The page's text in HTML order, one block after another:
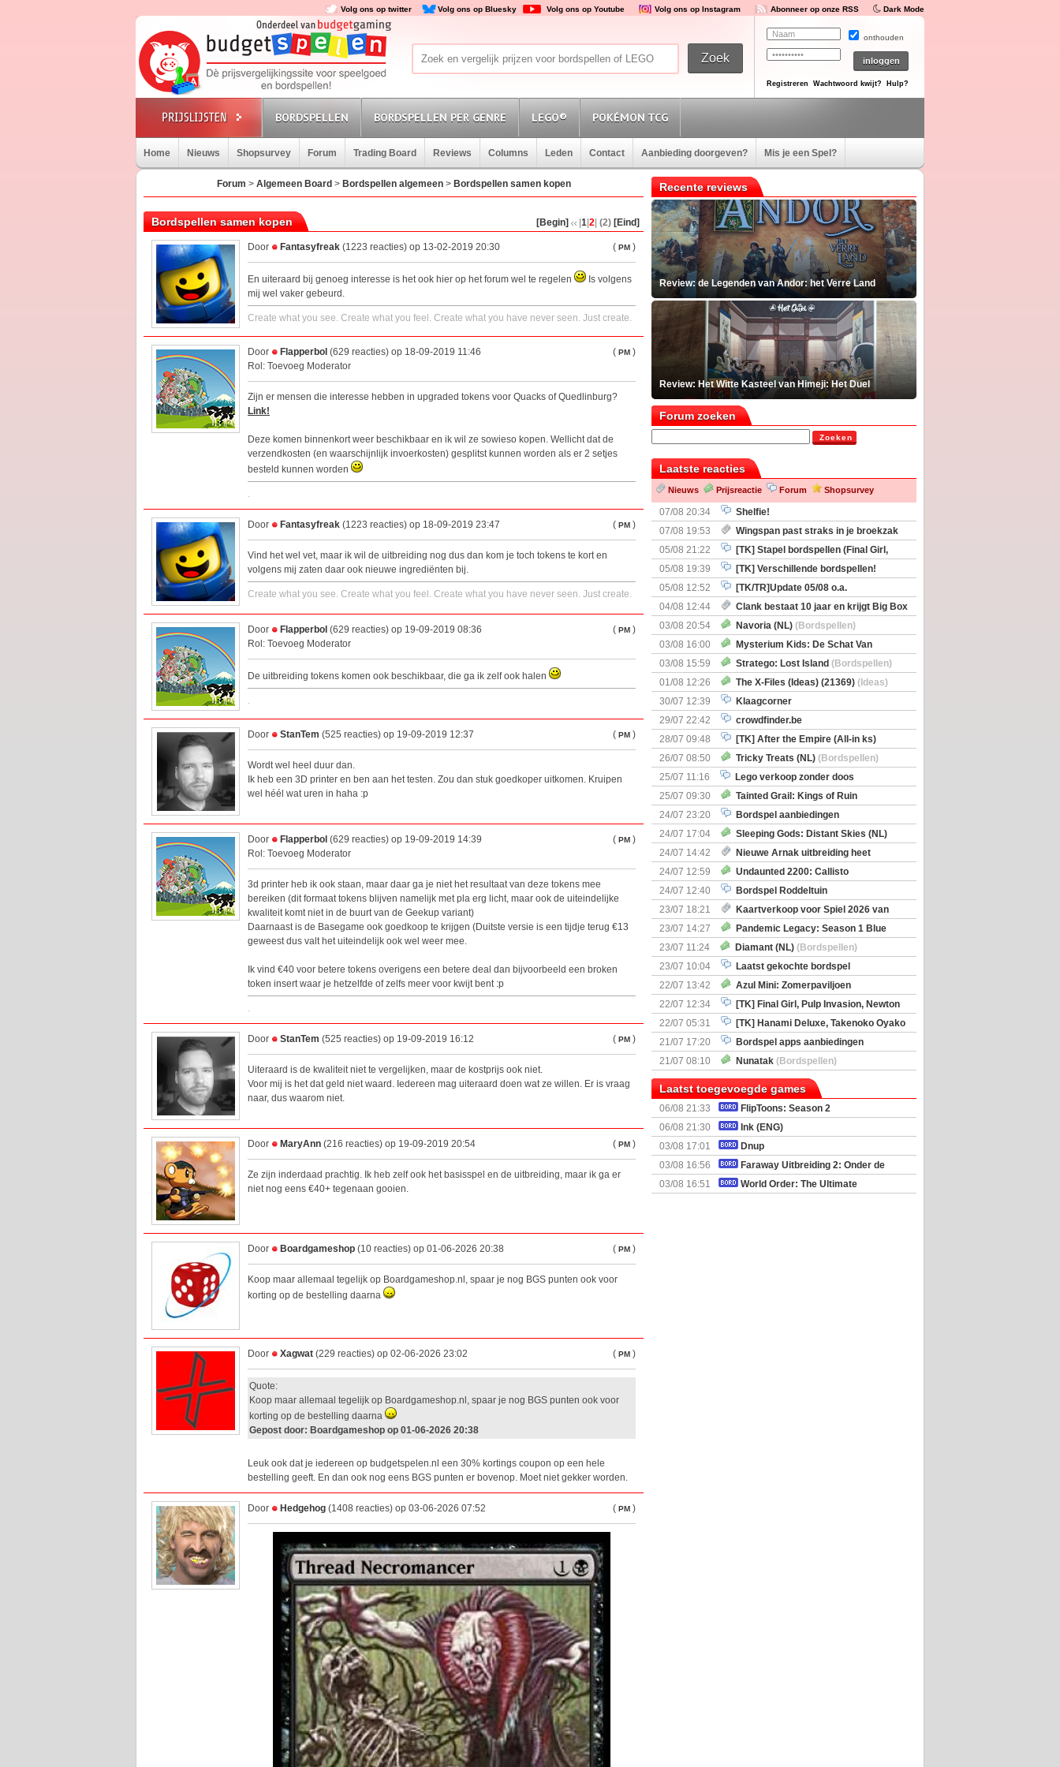
Volg ons op twitter Volg ons op Bluesky Volg ons op Youtube Volg ons op Instagram Abonneer op onze RSS Dark Mode
onthouden
Registreren Wachtwoord kwijt? Hulp?
BORDSPELLEN BORDSPELLEN PER GENRE LEGO® POKÉMON TCG
Home Nieuws Shopsurvey Forum Trading Board Reviews Columns Leden Contact Aanbieding doorgeven? Mis je een Spel?
Forum > Algemeen Board > Bordspellen algemeen> Bordspellen samen kopen
Bordspellen samen kopen [Begin] 1 2 (2) [Eind]
Door Fantasyfreak (1223 reacties) op 13-02-2019 20:30 ( PM )
En uiteraard bij genoeg interesse is het ook hier op het forum wel te regelen
Is volgens
mij wel vaker gebeurd.
Create what you see. Create what you feel. Create what you have never seen. Just create.
Door Flapperbol (629 reacties) op 18-09-2019 11:46
Rol: Toevoeg Moderator
( PM )
Zijn er mensen die interesse hebben in upgraded tokens voor Quacks of Quedlinburg?
Link!
Deze komen binnenkort weer beschikbaar en ik wil ze sowieso kopen. Wellicht dat de
verzendkosten (en waarschijnlijk invoerkosten) gesplitst kunnen worden als er 2 setjes
besteld kunnen worden
.
Door Fantasyfreak (1223 reacties) op 18-09-2019 23:47 ( PM )
Vind het wel vet, maar ik wil de uitbreiding nog dus dan kom je toch tokens te kort en
volgens mij zaten daar ook nieuwe ingrediënten bij.
Create what you see. Create what you feel. Create what you have never seen. Just create.
Door Flapperbol (629 reacties) op 19-09-2019 08:36
Rol: Toevoeg Moderator
( PM )
De uitbreiding tokens komen ook beschikbaar, die ga ik zelf ook halen
.
Door StanTem (525 reacties) op 19-09-2019 12:37 ( PM )
Wordt wel heel duur dan.
Ik heb een 3D printer en ben aan het testen. Zou dan stuk goedkoper uitkomen. Kruipen
wel héél wat uren in haha :p
Door Flapperbol (629 reacties) op 19-09-2019 14:39
Rol: Toevoeg Moderator
( PM )
3d printer heb ik ook staan, maar daar ga je niet het resultaat van deze tokens mee
bereiken (dit formaat tokens blijven namelijk met pla erg licht, maar ook de uiteindelijke
kwaliteit komt niet in de buurt van de Geekup variant)
Daarnaast is de Basegame ook goedkoop te krijgen (Duitste versie is een tijdje terug €13
geweest dus valt het uiteindelijk ook wel weer mee.
Ik vind €40 voor betere tokens overigens een betere deal dan bijvoorbeeld een broken
token insert waar je hetzelfde of zelfs meer voor kwijt bent :p
.
Door StanTem (525 reacties) op 19-09-2019 16:12 ( PM )
Uiteraard is de kwaliteit niet te vergelijken, maar de kostprijs ook niet.
Voor mij is het dat geld niet waard. Iedereen mag uiteraard doen wat ze willen. Er is vraag
naar, dus waarom niet.
Door MaryAnn (216 reacties) op 19-09-2019 20:54 ( PM )
Ze zijn inderdaad prachtig. Ik heb zelf ook het basisspel en de uitbreiding, maar ik ga er
niet nog eens €40+ tegenaan gooien.
Door Boardgameshop (10 reacties) op 01-06-2026 20:38 ( PM )
Koop maar allemaal tegelijk op Boardgameshop.nl, spaar je nog BGS punten ook voor
korting op de bestelling daarna
Door Xagwat (229 reacties) op 02-06-2026 23:02 ( PM )
Quote:
Koop maar allemaal tegelijk op Boardgameshop.nl, spaar je nog BGS punten ook voor
korting op de bestelling daarna
Gepost door: Boardgameshop op 01-06-2026 20:38
Leuk ook dat je iedereen op budgetspelen.nl een 30% kortings coupon op een hele
bestelling geeft. En dan ook nog eens BGS punten er bovenop. Moet niet gekker worden.
Door Hedgehog (1408 reacties) op 03-06-2026 07:52 ( PM )
Recente reviews
Review: de Legenden van Andor: het Verre Land
Review: Het Witte Kasteel van Himeji: Het Duel
Forum zoeken
Zoeken
Laatste reacties
Nieuws Prijsreactie Forum Shopsurvey
07/08 20:34
Shelfie!
07/08 19:53
Wingspan past straks in je broekzak
05/08 21:22
[TK] Stapel bordspellen (Final Girl,
Nemesis Retaliation, Zombicide Invader)
05/08 19:39
[TK] Verschillende bordspellen!
05/08 12:52
[TK/TR]Update 05/08 o.a.
Prijsverlagingen, Imperium Horizons, 20 Strong
04/08 12:44
Clank bestaat 10 jaar en krijgt Big Box
+ nieuwe uitbreiding
03/08 20:54 Navoria (NL) (Bordspellen)
03/08 16:00
Mysterium Kids: De Schat Van
Kapitein Boe
(Bordspellen)
03/08 15:59 Stratego: Lost Island (Bordspellen)
01/08 12:26
The X-Files (Ideas) (21369) (Ideas)
30/07 12:39
Klaagcorner
29/07 22:42
crowdfinder.be
28/07 09:48
[TK] After the Empire (All-in ks)
26/07 08:50
Tricky Treats (NL) (Bordspellen)
25/07 11:16
Lego verkoop zonder doos
25/07 09:30
Tainted Grail: Kings of Ruin
Uitbreiding: Wyrd Encounters(Bordspellen)
24/07 23:20
Bordspel aanbiedingen
24/07 17:04
Sleeping Gods: Distant Skies (NL)
(Bordspellen)
24/07 14:42
Nieuwe Arnak uitbreiding heet
Surprise Shipments
24/07 12:59
Undaunted 2200: Callisto
(Bordspellen)
24/07 12:40
Bordspel Roddeltuin
23/07 18:21
Kaartverkoop voor Spiel 2026 van
start
23/07 14:27
Pandemic Legacy: Season 1 Blue
(Bordspellen)
23/07 11:24 Diamant (NL) (Bordspellen)
23/07 10:04
Laatst gekochte bordspel
22/07 13:42
Azul Mini: Zomerpaviljoen
(Bordspellen)
22/07 12:34
[TK] Final Girl, Pulp Invasion, Newton
& Great Discoveries
22/07 05:31
[TK] Hanami Deluxe, Takenoko Oyako
bigbox
21/07 17:20
Bordspel apps aanbiedingen
21/07 08:10
Nunatak (Bordspellen)
Laatst toegevoegde games
06/08 21:33
FlipToons: Season 2
06/08 21:30
Ink (ENG)
03/08 17:01
Dnup
03/08 16:56
Faraway Uitbreiding 2: Onder de
Sterrenhemel
03/08 16:51
World Order: The Ultimate